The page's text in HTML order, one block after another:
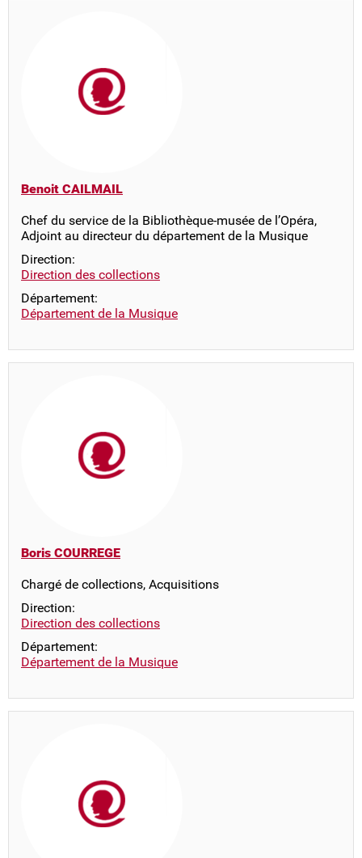
Benoit CAILMAIL
Chef du service de la Bibliothèque-musée de l’Opéra,
Adjoint au directeur du département de la Musique
Direction:
Direction des collections
Département:
Département de la Musique
Boris COURREGE
Chargé de collections, Acquisitions
Direction:
Direction des collections
Département:
Département de la Musique